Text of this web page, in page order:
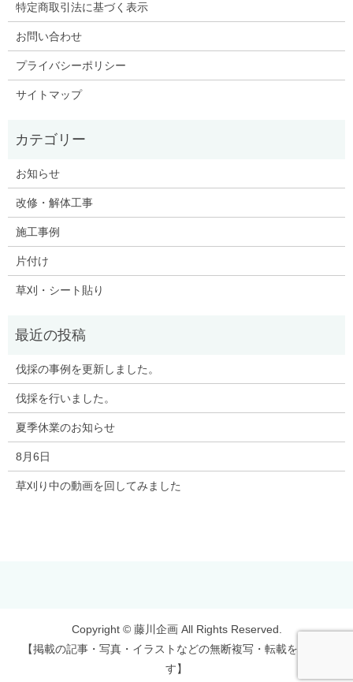
特定商取引法に基づく表示
お問い合わせ
プライバシーポリシー
サイトマップ
お知らせ
改修・解体工事
施工事例
片付け
草刈・シート貼り
伐採の事例を更新しました。
伐採を行いました。
夏季休業のお知らせ
8月6日
草刈り中の動画を回してみました
Copyright © 藤川企画 All Rights Reserved.
【掲載の記事・写真・イラストなどの無断複写・転載を禁じま
す】